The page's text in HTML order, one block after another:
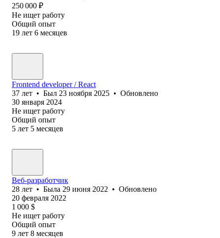
250 000 ₽
Не ищет работу
Общий опыт
19 лет 6 месяцев
Frontend developer / React
37 лет • Был 23 ноября 2025 • Обновлено
30 января 2024
Не ищет работу
Общий опыт
5 лет 5 месяцев
Веб-разработчик
28 лет • Была 29 июня 2022 • Обновлено
20 февраля 2022
1 000 $
Не ищет работу
Общий опыт
9 лет 8 месяцев